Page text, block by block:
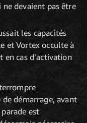
devaient pas être
les capacités
et Vortex occulte à
cas d’activation
démarrage, avant
est